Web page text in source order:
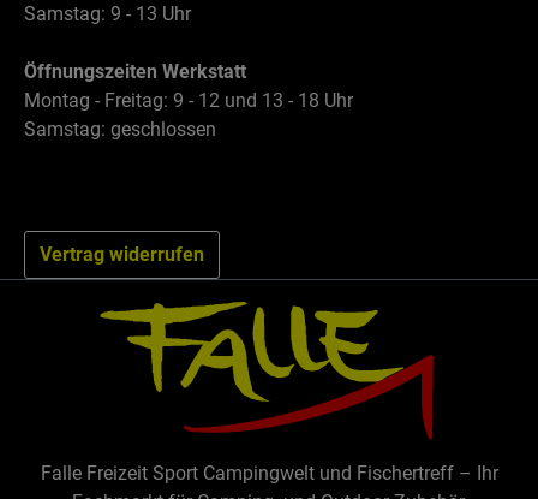
Samstag: 9 - 13 Uhr
Öffnungszeiten Werkstatt
Montag - Freitag: 9 - 12 und 13 - 18 Uhr
Samstag: geschlossen
Vertrag widerrufen
Falle Freizeit Sport Campingwelt und Fischertreff – Ihr